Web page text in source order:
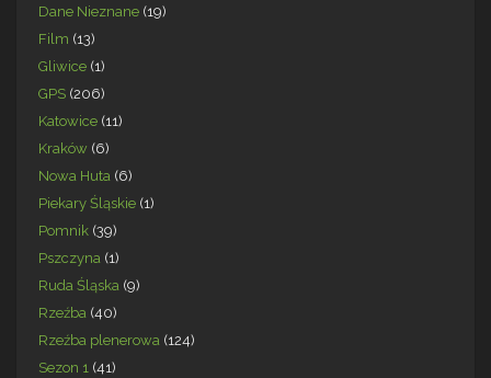
Dane Nieznane (19)
Film (13)
Gliwice (1)
GPS (206)
Katowice (11)
Kraków (6)
Nowa Huta (6)
Piekary Śląskie (1)
Pomnik (39)
Pszczyna (1)
Ruda Śląska (9)
Rzeźba (40)
Rzeźba plenerowa (124)
Sezon 1 (41)